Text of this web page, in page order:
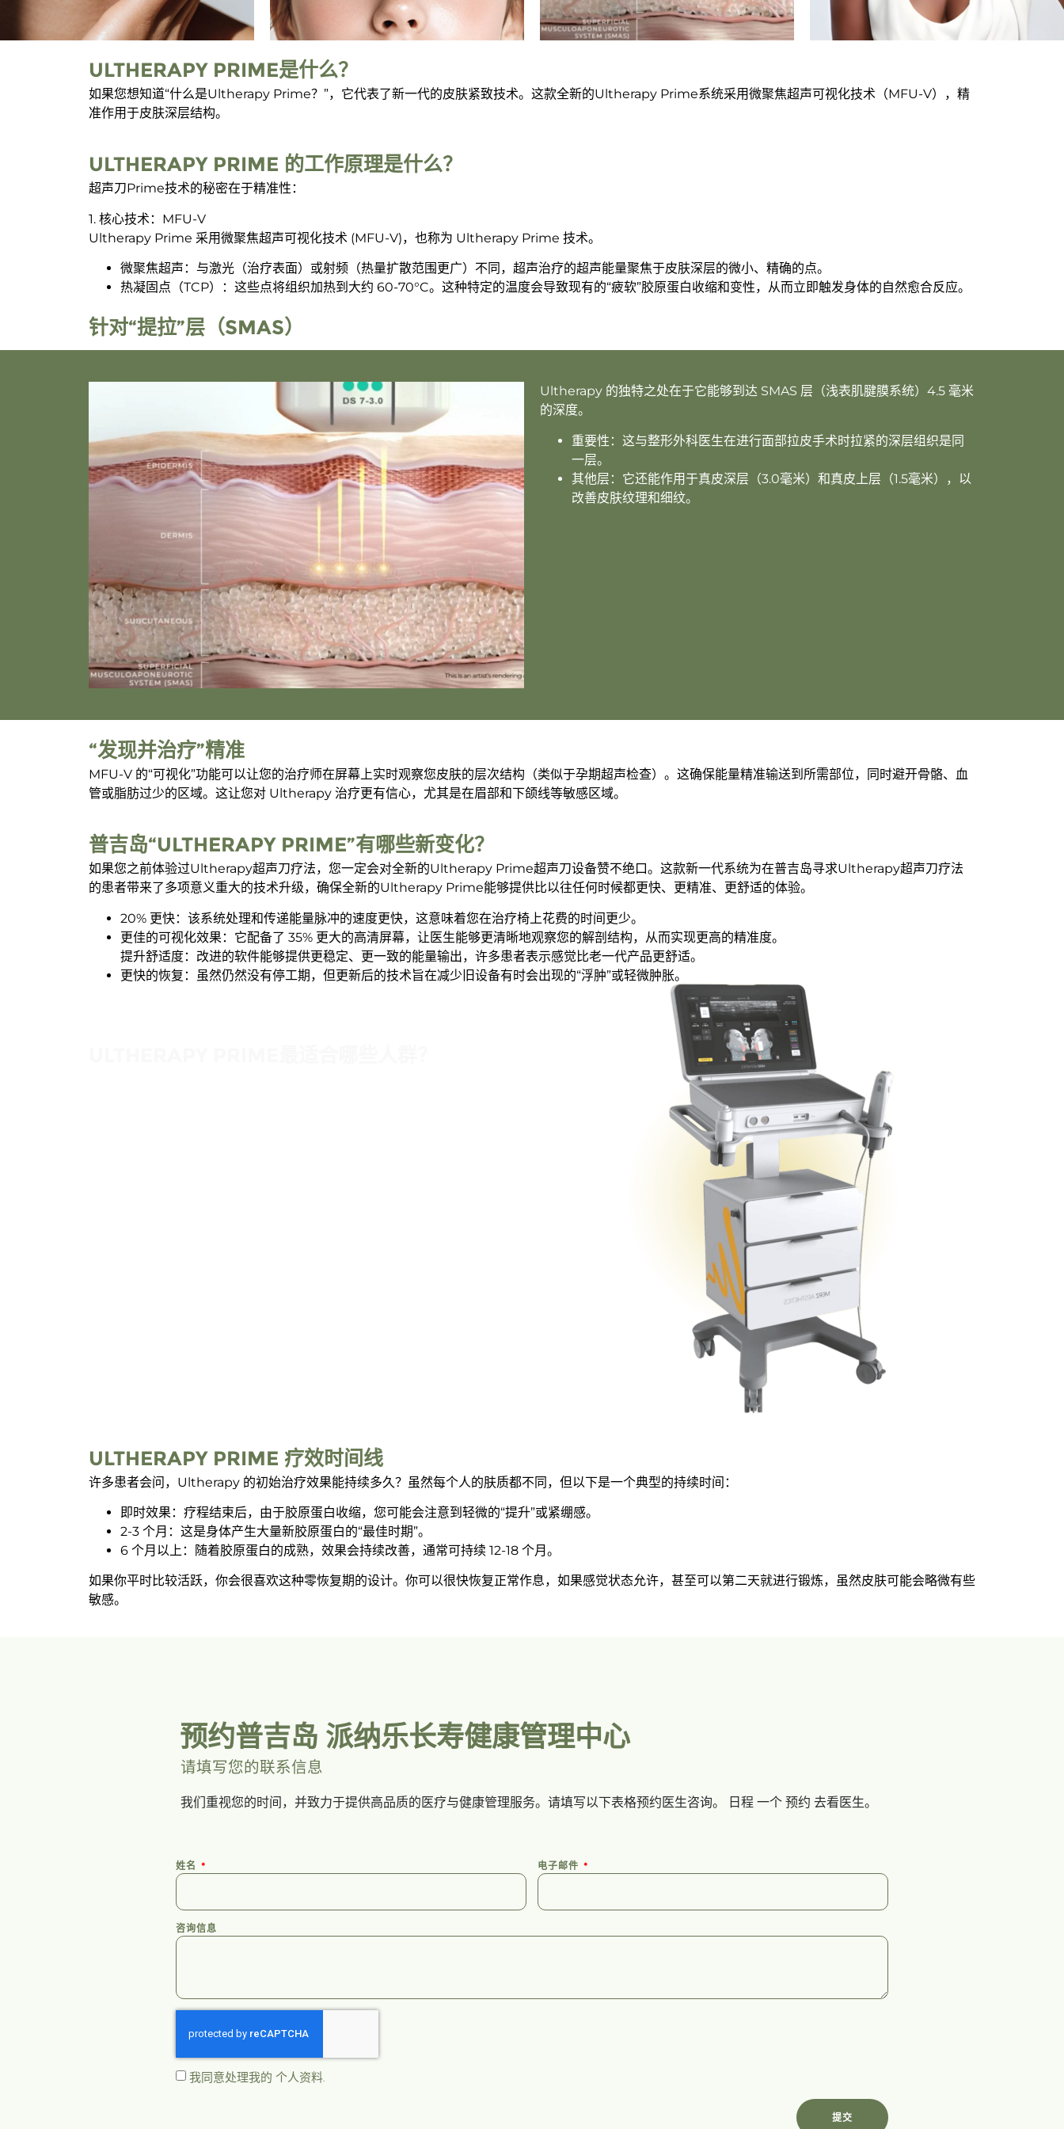
ULTHERAPY PRIME是什么？
如果您想知道“什么是Ultherapy Prime？”，它代表了新一代的皮肤紧致技术。这款全新的Ultherapy Prime系统采用微聚焦超声可视化技术（MFU-V），精
准作用于皮肤深层结构。
ULTHERAPY PRIME 的工作原理是什么？
超声刀Prime技术的秘密在于精准性：
1. 核心技术：MFU-V
Ultherapy Prime 采用微聚焦超声可视化技术 (MFU-V)，也称为 Ultherapy Prime 技术。
微聚焦超声：与激光（治疗表面）或射频（热量扩散范围更广）不同，超声治疗的超声能量聚焦于皮肤深层的微小、精确的点。
热凝固点（TCP）：这些点将组织加热到大约 60-70°C。这种特定的温度会导致现有的“疲软”胶原蛋白收缩和变性，从而立即触发身体的自然愈合反应。
针对“提拉”层（SMAS）
Ultherapy 的独特之处在于它能够到达 SMAS 层（浅表肌腱膜系统）4.5 毫米
的深度。
重要性：这与整形外科医生在进行面部拉皮手术时拉紧的深层组织是同
一层。
其他层：它还能作用于真皮深层（3.0毫米）和真皮上层（1.5毫米），以
改善皮肤纹理和细纹。
“发现并治疗”精准
MFU-V 的“可视化”功能可以让您的治疗师在屏幕上实时观察您皮肤的层次结构（类似于孕期超声检查）。这确保能量精准输送到所需部位，同时避开骨骼、血
管或脂肪过少的区域。这让您对 Ultherapy 治疗更有信心，尤其是在眉部和下颌线等敏感区域。
普吉岛“ULTHERAPY PRIME”有哪些新变化？
如果您之前体验过Ultherapy超声刀疗法，您一定会对全新的Ultherapy Prime超声刀设备赞不绝口。这款新一代系统为在普吉岛寻求Ultherapy超声刀疗法
的患者带来了多项意义重大的技术升级，确保全新的Ultherapy Prime能够提供比以往任何时候都更快、更精准、更舒适的体验。
20% 更快：该系统处理和传递能量脉冲的速度更快，这意味着您在治疗椅上花费的时间更少。
更佳的可视化效果：它配备了 35% 更大的高清屏幕，让医生能够更清晰地观察您的解剖结构，从而实现更高的精准度。
提升舒适度：改进的软件能够提供更稳定、更一致的能量输出，许多患者表示感觉比老一代产品更舒适。
更快的恢复：虽然仍然没有停工期，但更新后的技术旨在减少旧设备有时会出现的“浮肿”或轻微肿胀。
ULTHERAPY PRIME 疗效时间线
许多患者会问，Ultherapy 的初始治疗效果能持续多久？虽然每个人的肤质都不同，但以下是一个典型的持续时间：
即时效果：疗程结束后，由于胶原蛋白收缩，您可能会注意到轻微的“提升”或紧绷感。
2-3 个月：这是身体产生大量新胶原蛋白的“最佳时期”。
6 个月以上：随着胶原蛋白的成熟，效果会持续改善，通常可持续 12-18 个月。
如果你平时比较活跃，你会很喜欢这种零恢复期的设计。你可以很快恢复正常作息，如果感觉状态允许，甚至可以第二天就进行锻炼，虽然皮肤可能会略微有些
敏感。
预约普吉岛 派纳乐长寿健康管理中心
请填写您的联系信息
我们重视您的时间，并致力于提供高品质的医疗与健康管理服务。请填写以下表格预约医生咨询。 日程 一个 预约 去看医生。
姓名 电子邮件
咨询信息
我同意处理我的 个人资料.
提交